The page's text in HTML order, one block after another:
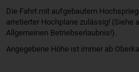
Die Fahrt mit aufgebautem
arretierter Hochplane zulässig! (Siehe
Allgemeinen Betriebserlaubnis!).
Angegebene Höhe ist immer ab